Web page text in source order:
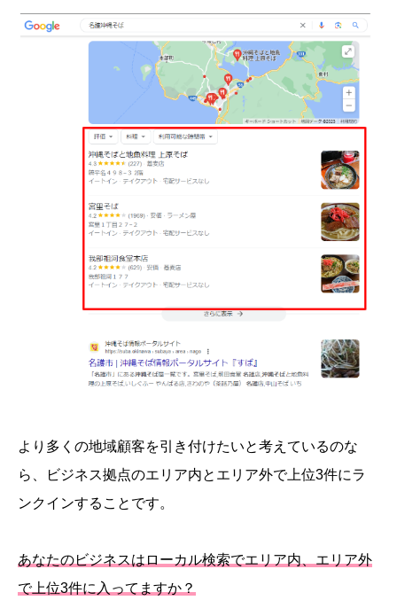
より多くの地域顧客を引き付けたいと考えているのな
ら、ビジネス拠点のエリア内とエリア外で上位3件にラ
ンクインすることです。
あなたのビジネスはローカル検索でエリア内、エリア外
で上位3件に入ってますか？